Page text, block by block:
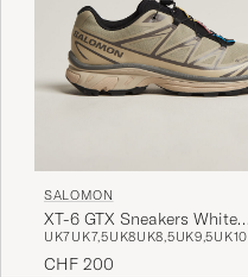
SALOMON
XT-6 GTX Sneakers White
Pepper/Silver Sage
UK7UK7,5UK8UK8,5UK9,5UK10
CHF 200